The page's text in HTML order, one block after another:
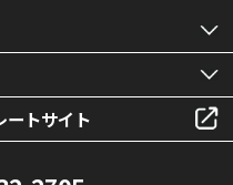
ートサイト